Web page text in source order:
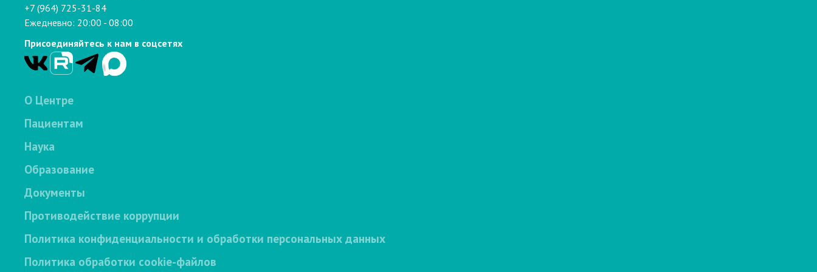
+7 (964) 725-31-84
Ежедневно: 20:00 - 08:00
Присоединяйтесь к нам в соцсетях
О Центре
Пациентам
Наука
Образование
Документы
Противодействие коррупции
Политика конфиденциальности и обработки персональных данных
Политика обработки cookie-файлов